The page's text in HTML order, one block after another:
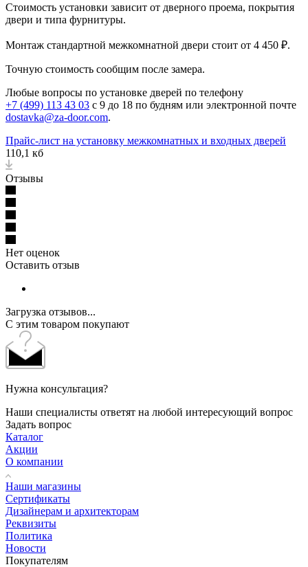
Стоимость установки зависит от дверного проема, покрытия
двери и типа фурнитуры.
Монтаж стандартной межкомнатной двери стоит от 4 450 ₽.
Точную стоимость сообщим после замера.
Любые вопросы по установке дверей по телефону
+7 (499) 113 43 03 с 9 до 18 по будням или электронной почте
dostavka@za-door.com.
Прайс-лист на установку межкомнатных и входных дверей
110,1 кб
Отзывы
Нет оценок
Оставить отзыв
Загрузка отзывов...
С этим товаром покупают
Нужна консультация?
Наши специалисты ответят на любой интересующий вопрос
Задать вопрос
Каталог
Акции
О компании
Наши магазины
Сертификаты
Дизайнерам и архитекторам
Реквизиты
Политика
Новости
Покупателям